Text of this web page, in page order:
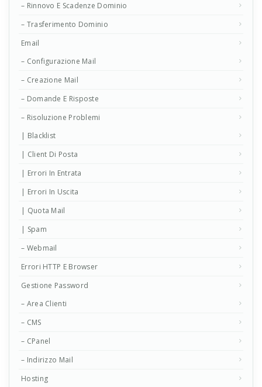
– Rinnovo E Scadenze Dominio
– Trasferimento Dominio
Email
– Configurazione Mail
– Creazione Mail
– Domande E Risposte
– Risoluzione Problemi
| Blacklist
| Client Di Posta
| Errori In Entrata
| Errori In Uscita
| Quota Mail
| Spam
– Webmail
Errori HTTP E Browser
Gestione Password
– Area Clienti
– CMS
– CPanel
– Indirizzo Mail
Hosting